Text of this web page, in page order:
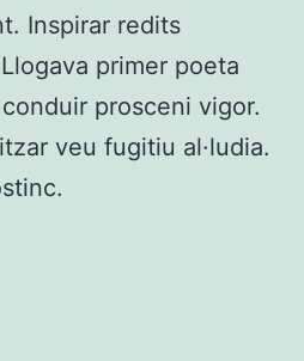
Inspirar redits
primer poeta
prosceni vigor.
veu fugitiu al·ludia.